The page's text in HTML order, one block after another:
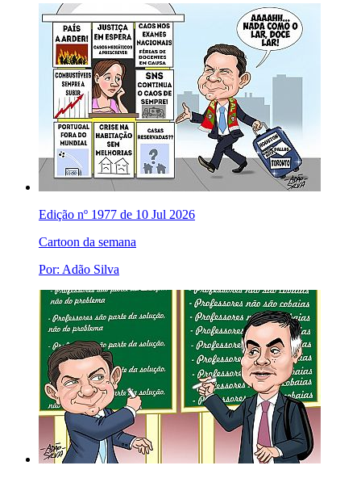
Edição nº 1977 de 10 Jul 2026
Cartoon da semana
Por: Adão Silva